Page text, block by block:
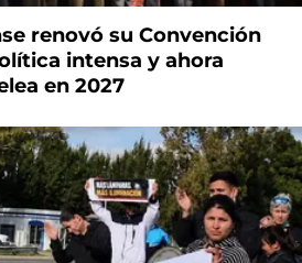
renovó su Convención
intensa y ahora
en 2027